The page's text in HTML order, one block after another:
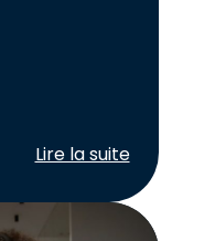
Lire l'article :
Lire la suite